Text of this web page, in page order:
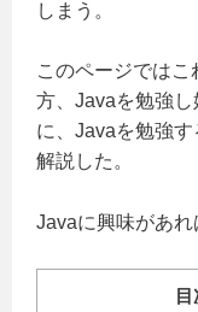
しまう。
このページでは
方、Javaを勉強
に、Javaを勉強
解説した。
Javaに興味があれ
目